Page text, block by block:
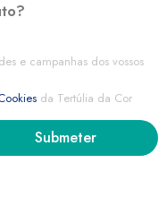
e campanhas dos vossos
da Tertúlia da Cor